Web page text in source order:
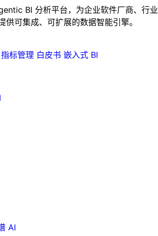
BI 分析平台，为企业软件厂商、行业
供可集成、可扩展的数据智能引擎。
指标管理 白皮书 嵌入式 BI
AI